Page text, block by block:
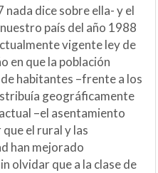
nada dice sobre ella- y el
país del año 1988
vigente ley de
en que la población
habitantes –frente a los
geográficamente
–el asentamiento
el rural y las
han mejorado
olvidar que a la clase de